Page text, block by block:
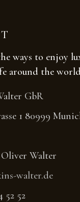
ways to enjoy
around the
GbR
1 80999
Walter
walter.de
52 52